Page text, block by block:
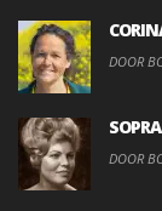
DOOR
DOOR